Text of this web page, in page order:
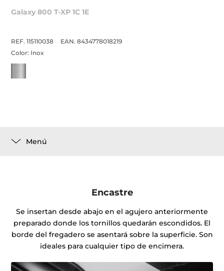
Galaxy 800 T-XP 1C 1E
REF. 115110038
EAN. 8434778018219
Color: Inox
Menú
Encastre
Se insertan desde abajo en el agujero anteriormente
preparado donde los tornillos quedarán escondidos. El
borde del fregadero se asentará sobre la superficie. Son
ideales para cualquier tipo de encimera.